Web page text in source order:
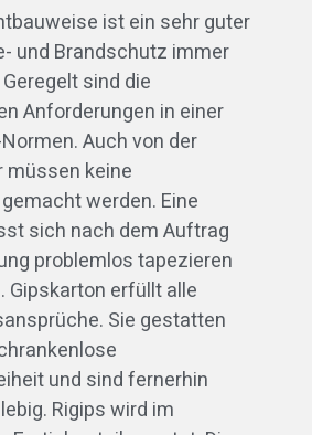
ist ein sehr guter
und Brandschutz immer
sind die
Anforderungen in einer
Auch von der
müssen keine
werden. Eine
sich nach dem Auftrag
problemlos tapezieren
Gipskarton erfüllt alle
Sie gestatten
und sind fernerhin
Rigips wird im